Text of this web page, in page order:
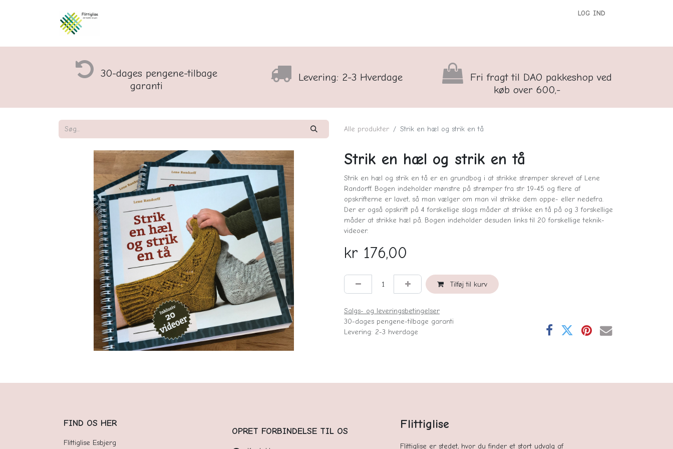
LOG IND
30-dages pengene-tilbage
garanti
Levering: 2-3 Hverdage
Fri fragt til DAO pakkeshop ved
køb over 600,-
Alle produkter Strik en hæl og strik en tå
Strik en hæl og strik en tå
Strik en hæl og strik en tå er en grundbog i at strikke strømper skrevet af Lene
Randorff. Bogen indeholder mønstre på strømper fra str 19-45 og flere af
opskrifterne er lavet, så man vælger om man vil strikke dem oppe- eller nedefra.
Der er også opskrift på 4 forskellige slags måder at strikke en tå på og 3 forskellige
måder at strikke hæl på. Bogen indeholder desuden links til 20 forskellige teknik-
videoer.
kr 176,00
Tilføj til kurv
Salgs- og leveringsbetingelser
30-dages pengene-tilbage garanti
Levering: 2-3 hverdage
FIND OS HER
Flittiglise Esbjerg
OPRET FORBINDELSE TIL OS
Flittiglise
Flittiglise er stedet, hvor du finder et stort udvalg af